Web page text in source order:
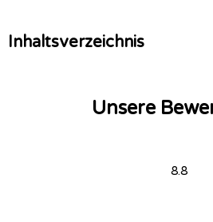
Inhaltsverzeichnis
Unsere
8.8